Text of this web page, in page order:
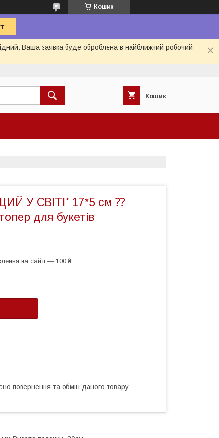
Кошик
Ваша заявка буде оброблена в найближчий робочий
Кошик
У СВІТІ" 17*5 см ⁇
для букетів
на сайті — 100 ₴
повернення та обмін даного товару